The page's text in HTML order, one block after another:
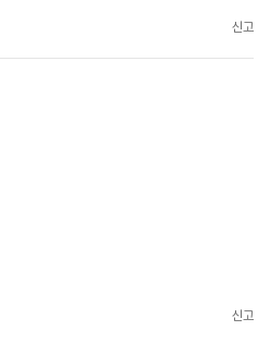
신고
신고